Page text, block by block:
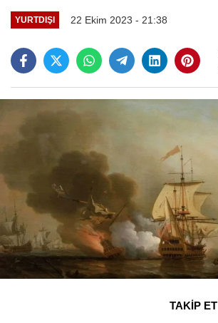
YURTDIŞI 22 Ekim 2023 - 21:38
TAKİP ET